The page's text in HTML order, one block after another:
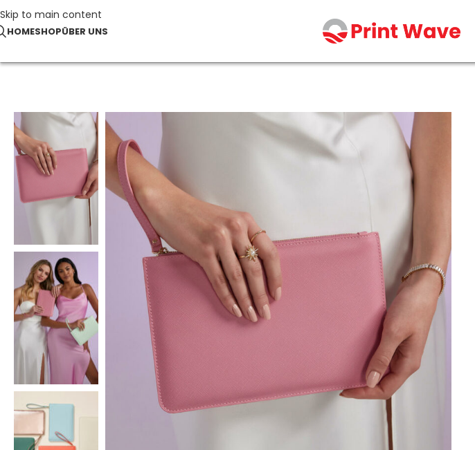
Skip to main content
HOMESHOPÜBER UNS